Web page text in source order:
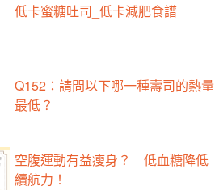
低卡蜜糖吐司_低卡減肥食譜
Q152：請問以下哪一種壽司的熱量
最低？
空腹運動有益瘦身？ 低血糖降低
續航力！